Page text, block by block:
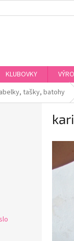
KLUBOVKY
tašky, batohy